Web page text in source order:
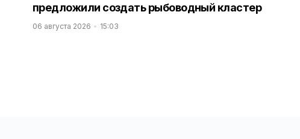
предложили создать рыбоводный кластер
06 августа 2026 15:03